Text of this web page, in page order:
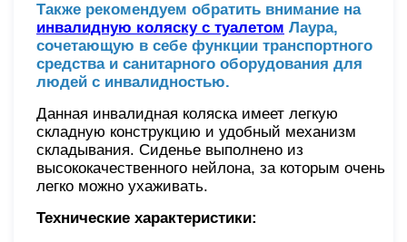
Также рекомендуем обратить внимание на
инвалидную коляску с туалетом Лаура,
сочетающую в себе функции транспортного
средства и санитарного оборудования для
людей с инвалидностью.
Данная инвалидная коляска имеет легкую
складную конструкцию и удобный механизм
складывания. Сиденье выполнено из
высококачественного нейлона, за которым очень
легко можно ухаживать.
Технические характеристики: